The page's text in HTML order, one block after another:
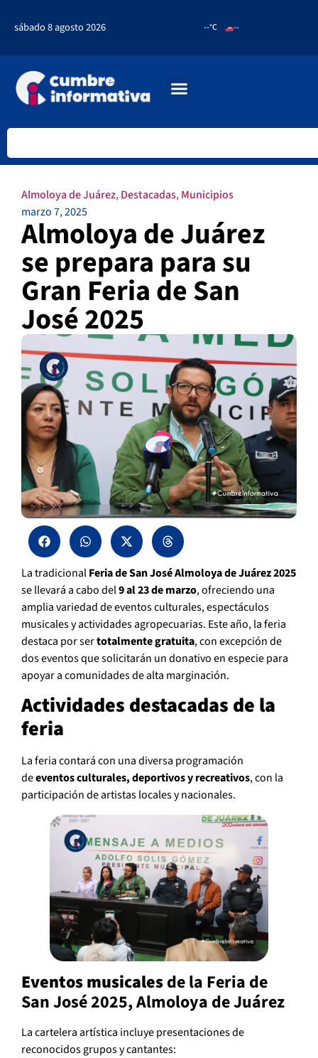
sábado 8 agosto 2026 --°C --
Almoloya de Juárez,Destacadas,Municipios
marzo 7, 2025
Almoloya de Juárez
se prepara para su
Gran Feria de San
José 2025
La tradicionalFeria de San José Almoloya de Juárez 2025
se llevará a cabo del9 al 23 de marzo, ofreciendo una
amplia variedad de eventos culturales, espectáculos
musicales y actividades agropecuarias. Este año, la feria
destaca por sertotalmente gratuita, con excepción de
dos eventos que solicitarán un donativo en especie para
apoyar a comunidades de alta marginación.
Actividades destacadas de la
feria
La feria contará con una diversa programación
deeventos culturales, deportivos y recreativos, con la
participación de artistas locales y nacionales.
Eventos musicalesde la Feria de
San José 2025, Almoloya de Juárez
La cartelera artística incluye presentaciones de
reconocidos grupos y cantantes: